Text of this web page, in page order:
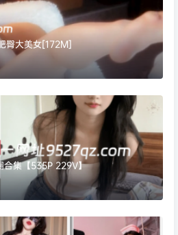
臀大美女[172M]
合集【535P 229V】